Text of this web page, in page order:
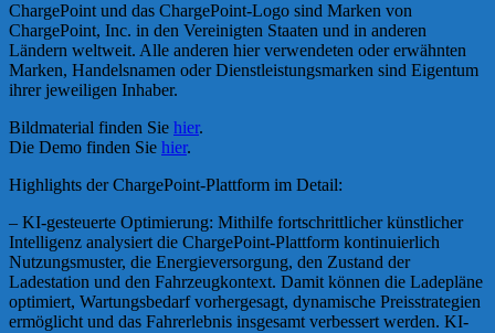
ChargePoint und das ChargePoint-Logo sind Marken von
ChargePoint, Inc. in den Vereinigten Staaten und in anderen
Ländern weltweit. Alle anderen hier verwendeten oder erwähnten
Marken, Handelsnamen oder Dienstleistungsmarken sind Eigentum
ihrer jeweiligen Inhaber.
Bildmaterial finden Sie hier.
Die Demo finden Sie hier.
Highlights der ChargePoint-Plattform im Detail:
– KI-gesteuerte Optimierung: Mithilfe fortschrittlicher künstlicher
Intelligenz analysiert die ChargePoint-Plattform kontinuierlich
Nutzungsmuster, die Energieversorgung, den Zustand der
Ladestation und den Fahrzeugkontext. Damit können die Ladepläne
optimiert, Wartungsbedarf vorhergesagt, dynamische Preisstrategien
ermöglicht und das Fahrerlebnis insgesamt verbessert werden. KI-